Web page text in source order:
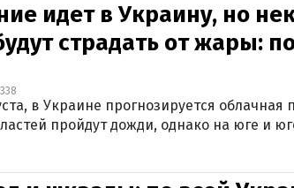
идет в Украину, но
страдать от жары:
в Украине прогнозируется
пройдут дожди, однако на юге и